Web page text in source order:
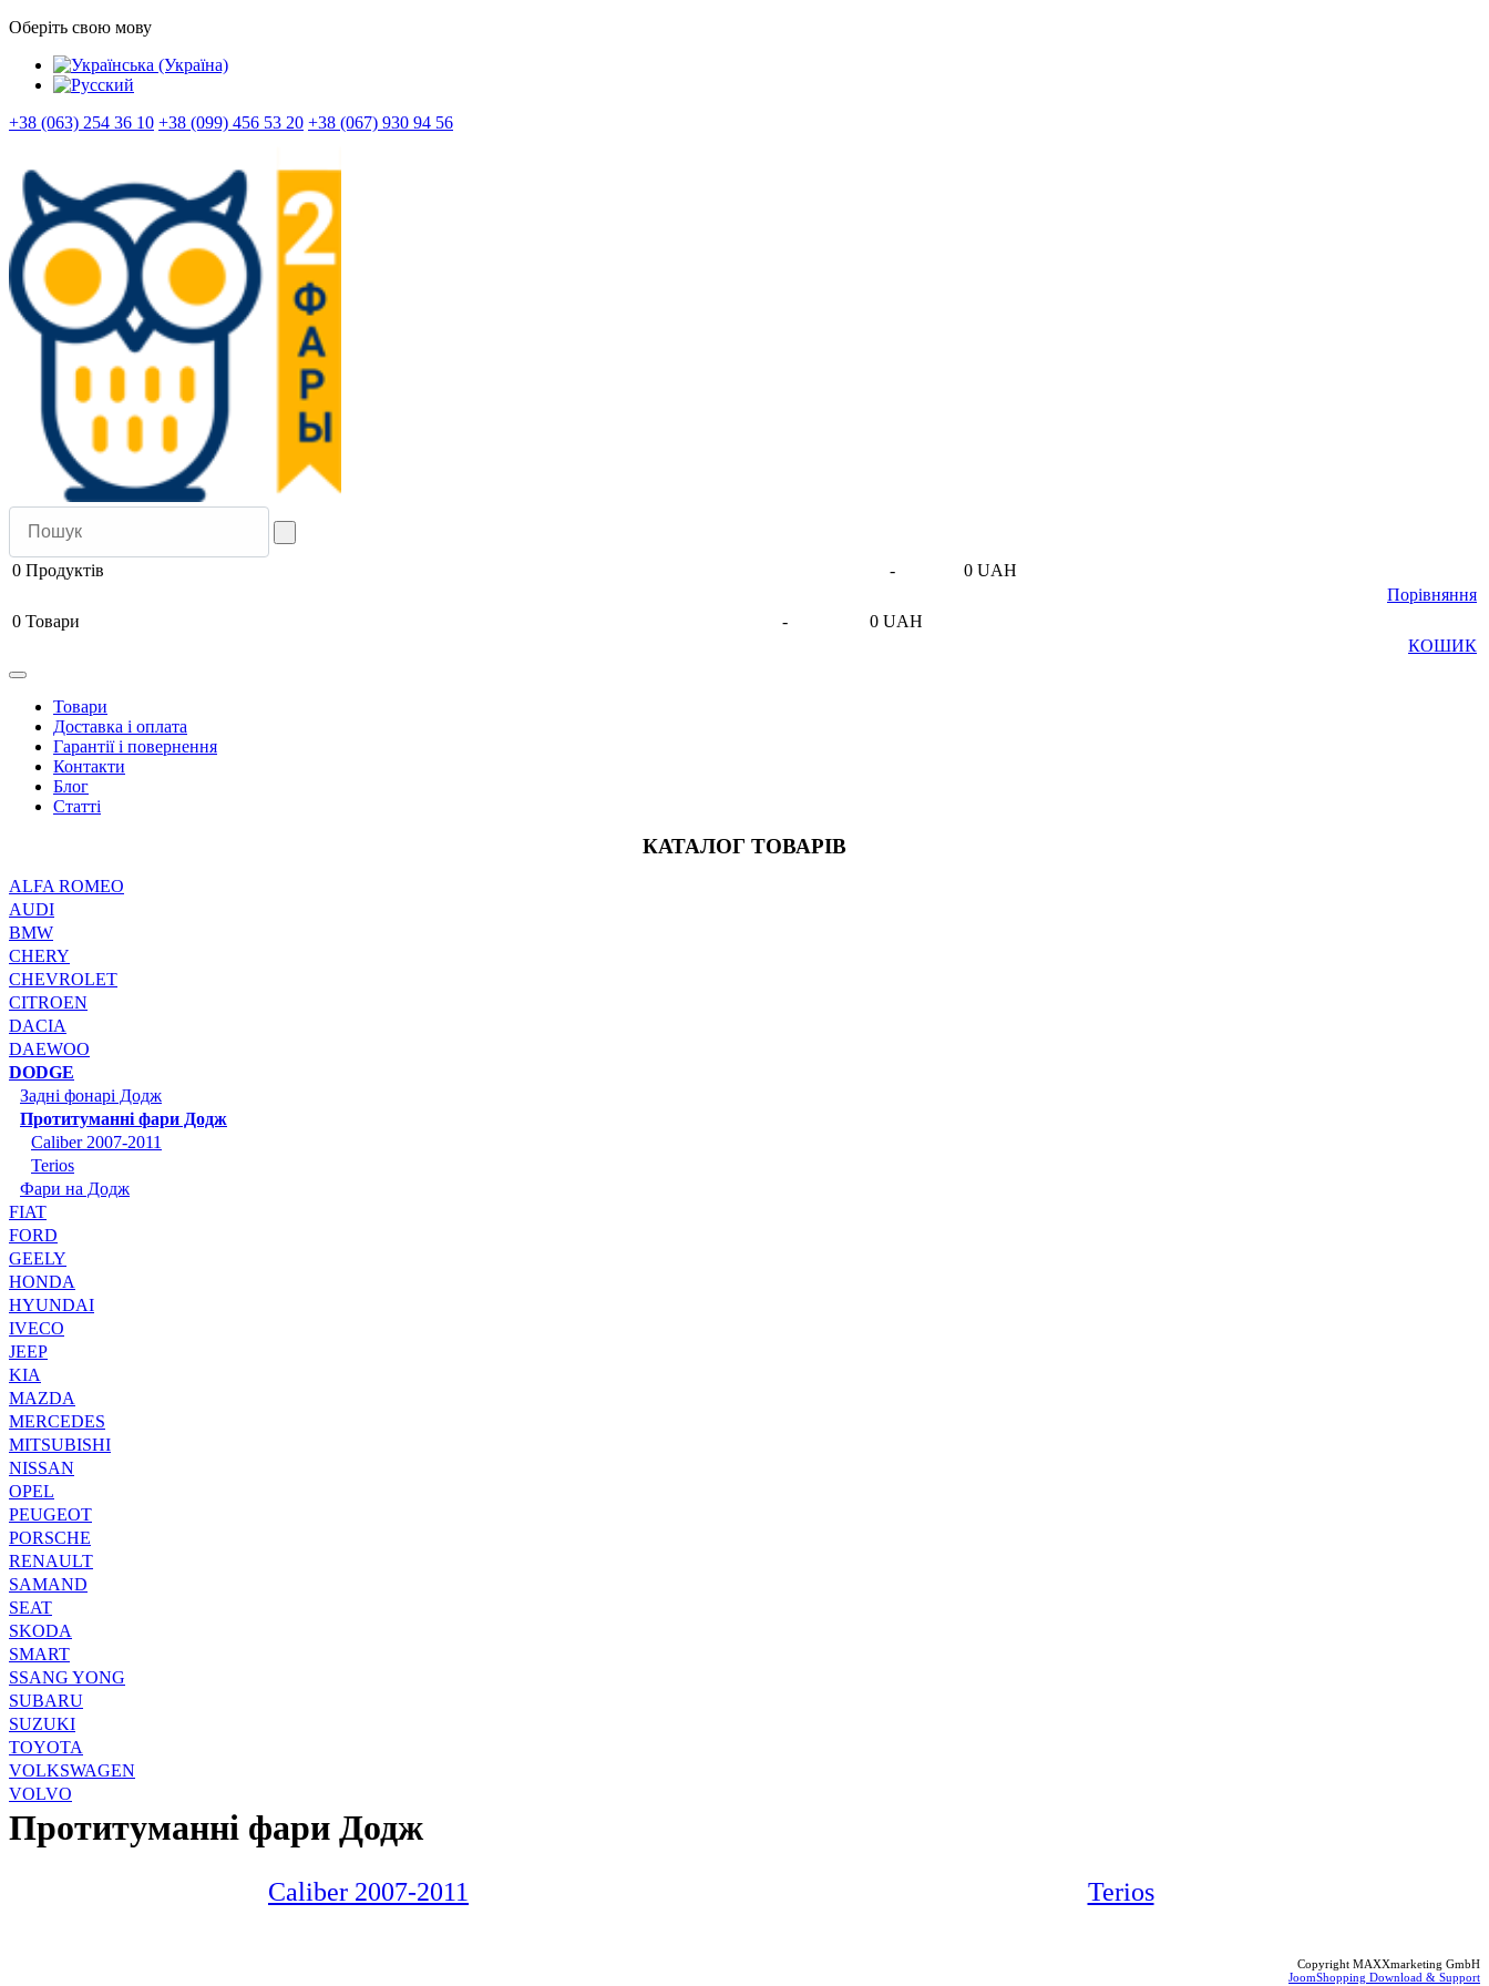
Оберіть свою мову
+38 (063) 254 36 10 +38 (099) 456 53 20 +38 (067) 930 94 56
0 Продуктів -
0 UAH
Порівняння
0 Товари -
0 UAH
КОШИК
Товари
Доставка і оплата
Гарантії і повернення
Контакти
Блог
Статті
КАТАЛОГ ТОВАРІВ
ALFA ROMEO
AUDI
BMW
CHERY
CHEVROLET
CITROEN
DACIA
DAEWOO
DODGE
Задні фонарі Додж
Протитуманні фари Додж
Caliber 2007-2011
Terios
Фари на Додж
FIAT
FORD
GEELY
HONDA
HYUNDAI
IVECO
JEEP
KIA
MAZDA
MERCEDES
MITSUBISHI
NISSAN
OPEL
PEUGEOT
PORSCHE
RENAULT
SAMAND
SEAT
SKODA
SMART
SSANG YONG
SUBARU
SUZUKI
TOYOTA
VOLKSWAGEN
VOLVO
Протитуманні фари Додж
Caliber 2007-2011 Terios
Copyright MAXXmarketing GmbH
JoomShopping Download & Support